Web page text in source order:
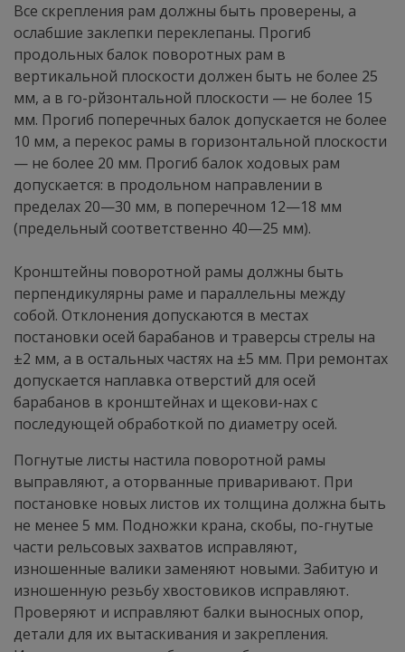
Все скрепления рам должны быть проверены, а
ослабшие заклепки переклепаны. Прогиб
продольных балок поворотных рам в
вертикальной плоскости должен быть не более 25
мм, а в го-рйзонтальной плоскости — не более 15
мм. Прогиб поперечных балок допускается не более
10 мм, а перекос рамы в горизонтальной плоскости
— не более 20 мм. Прогиб балок ходовых рам
допускается: в продольном направлении в
пределах 20—30 мм, в поперечном 12—18 мм
(предельный соответственно 40—25 мм).
Кронштейны поворотной рамы должны быть
перпендикулярны раме и параллельны между
собой. Отклонения допускаются в местах
постановки осей барабанов и траверсы стрелы на
±2 мм, а в остальных частях на ±5 мм. При ремонтах
допускается наплавка отверстий для осей
барабанов в кронштейнах и щекови-нах с
последующей обработкой по диаметру осей.
Погнутые листы настила поворотной рамы
выправляют, а оторванные приваривают. При
постановке новых листов их толщина должна быть
не менее 5 мм. Подножки крана, скобы, по-гнутые
части рельсовых захватов исправляют,
изношенные валики заменяют новыми. Забитую и
изношенную резьбу хвостовиков исправляют.
Проверяют и исправляют балки выносных опор,
детали для их вытаскивания и закрепления.